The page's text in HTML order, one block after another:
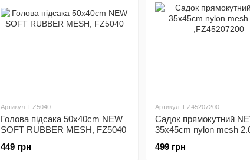
Артикул: FZ5040
Голова пiдсака 50x40cm NEW
SOFT RUBBER MESH, FZ5040
449 грн
Артикул: FZ45207200
Садок прямокутний
35x45cm nylon mesh
499 грн